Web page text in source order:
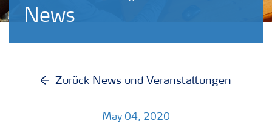
News
Zurück News und Veranstaltungen
May 04, 2020